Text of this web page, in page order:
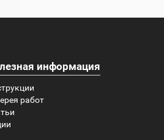
информация
работ